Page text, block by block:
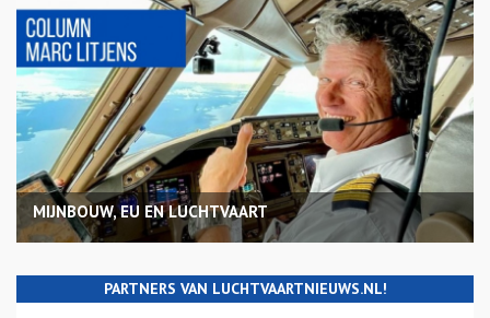
MIJNBOUW, EU EN LUCHTVAART
PARTNERS VAN LUCHTVAARTNIEUWS.NL!